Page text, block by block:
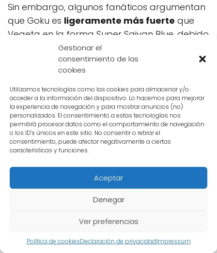
Gestionar el
consentimiento de las
cookies
Utilizamos tecnologías como las cookies para almacenar y/o
acceder a la información del dispositivo. Lo hacemos para mejorar
la experiencia de navegación y para mostrar anuncios (no)
personalizados. El consentimiento a estas tecnologías nos
permitirá procesar datos como el comportamiento de navegación
o los ID's únicos en este sitio. No consentir o retirar el
consentimiento, puede afectar negativamente a ciertas
características y funciones.
Aceptar
Denegar
Ver preferencias
Política de cookiesDeclaración de privacidadImpressum
Sin embargo, algunos fanáticos argumentan
que Goku es ligeramente más fuerte que
Vegeta en la forma Super Saiyan Blue, debido
a su mayor experiencia y entrenamiento.
Otros argumentan que Vegeta ha alcanzado
un nivel de maestría en esta forma que
supera incluso al de Goku.
En última instancia, la respuesta a quién es
más fuerte en la forma Super Saiyan Blue
puede variar dependiendo de la
interpretación de cada fanático. Lo que es
innegable es que ambos personajes son
formidables guerreros y su rivalidad ha sido
uno de los aspectos más emocionantes de la
La última fase de Goku y Vegeta en la serie
de Dragon Ball Z es la formaSuper Saiyan